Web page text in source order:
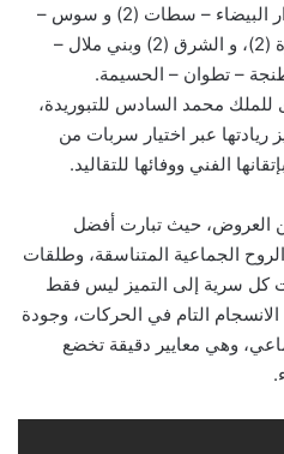
والعيون – الساقية الحمراء، والدار البيضاء – سطات (2) و سوس –
ماسة، و الرباط – سلا – القنيطرة (2)، و الشرق (2) وبني ملال –
الكبرى للملك محمد السادس للتبوريدة،
ريادتها عبر اختيار سربات من
الفني ووفائها للتقاليد.
على 5 أيام من العروض، حيث تبارت أفضل
الجماعية المتناسقة، وطلقات
كل سرية إلى التميز ليس فقط
التام في الحركات، وجودة
وهي معايير دقيقة تخضع